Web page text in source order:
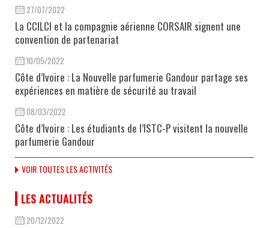
27/07/2022
La CCILCI et la compagnie aérienne CORSAIR signent une
convention de partenariat
10/05/2022
Côte d’Ivoire : La Nouvelle parfumerie Gandour partage ses
expériences en matière de sécurité au travail
08/03/2022
Côte d’Ivoire : Les étudiants de l’ISTC-P visitent la nouvelle
parfumerie Gandour
VOIR TOUTES LES ACTIVITÉS
LES ACTUALITÉS
20/12/2022